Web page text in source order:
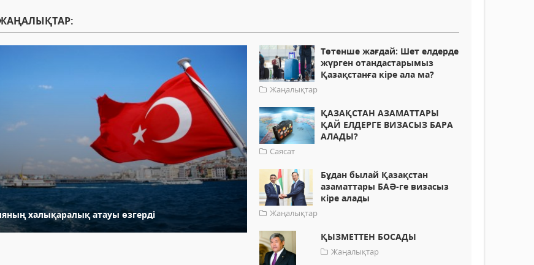
халықаралық атауы өзгерді
Төтенше жағдай: Шет елдерде
жүрген отандастарымыз
Қазақстанға кіре ала ма?
Жаңалықтар
ҚАЗАҚСТАН АЗАМАТТАРЫ
ҚАЙ ЕЛДЕРГЕ ВИЗАСЫЗ БАРА
АЛАДЫ?
Саясат
Бұдан былай Қазақстан
азаматтары БАӘ-ге визасыз
кіре алады
Жаңалықтар
ҚЫЗМЕТТЕН БОСАДЫ
Жаңалықтар